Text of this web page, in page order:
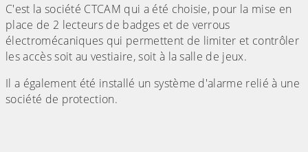
C'est la société CTCAM qui a été choisie, pour la mise en
place de 2 lecteurs de badges et de verrous
électromécaniques qui permettent de limiter et contrôler
les accès soit au vestiaire, soit à la salle de jeux.
Il a également été installé un système d'alarme relié à une
société de protection.